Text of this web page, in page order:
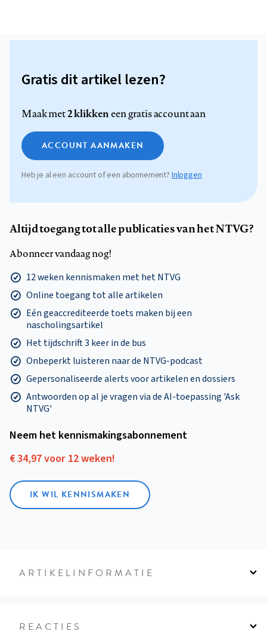
Gratis dit artikel lezen?
Maak met2 klikkeneen gratis account aan
ACCOUNT AANMAKEN
Heb je al een account of een abonnement? Inloggen
Altijd toegang tot alle publicaties van het NTVG?
Abonneer vandaag nog!
12 weken kennismaken met het NTVG
Online toegang tot alle artikelen
Eén geaccrediteerde toets maken bij een
nascholingsartikel
Het tijdschrift 3 keer in de bus
Onbeperkt luisteren naar de NTVG-podcast
Gepersonaliseerde alerts voor artikelen en dossiers
Antwoorden op al je vragen via de AI-toepassing 'Ask
NTVG'
Neem het kennismakings­abonnement
€ 34,97 voor 12 weken!
IK WIL KENNISMAKEN
ARTIKELINFORMATIE
REACTIES